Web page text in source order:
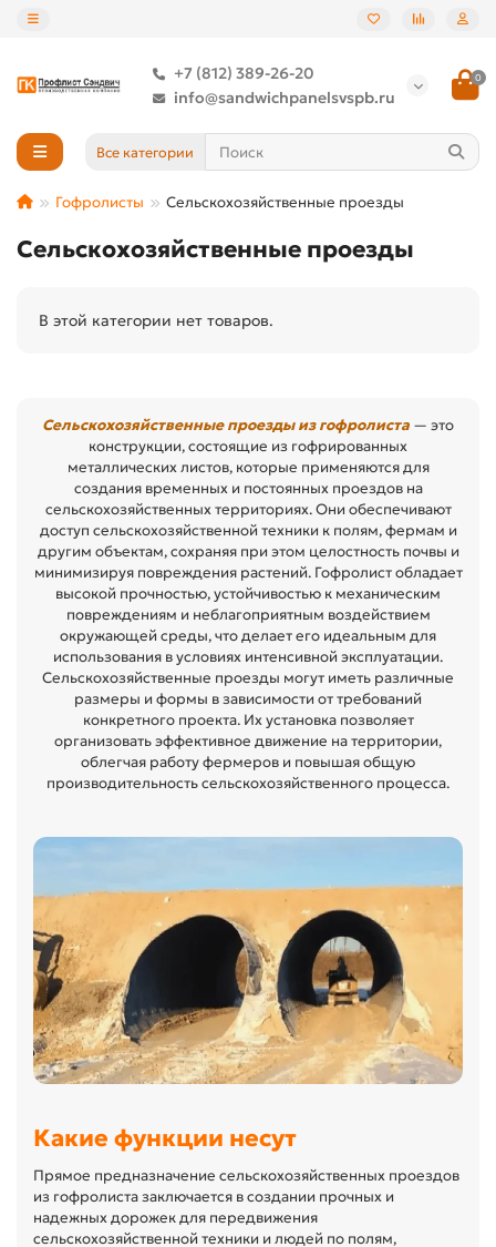
+7 (812) 389-26-20
info@sandwichpanelsvspb.ru
0
Все категории
Гофролисты Сельскохозяйственные проезды
Сельскохозяйственные проезды
В этой категории нет товаров.
Сельскохозяйственные проезды из гофролиста — это
конструкции, состоящие из гофрированных
металлических листов, которые применяются для
создания временных и постоянных проездов на
сельскохозяйственных территориях. Они обеспечивают
доступ сельскохозяйственной техники к полям, фермам и
другим объектам, сохраняя при этом целостность почвы и
минимизируя повреждения растений. Гофролист обладает
высокой прочностью, устойчивостью к механическим
повреждениям и неблагоприятным воздействием
окружающей среды, что делает его идеальным для
использования в условиях интенсивной эксплуатации.
Сельскохозяйственные проезды могут иметь различные
размеры и формы в зависимости от требований
конкретного проекта. Их установка позволяет
организовать эффективное движение на территории,
облегчая работу фермеров и повышая общую
производительность сельскохозяйственного процесса.
Какие функции несут
Прямое предназначение сельскохозяйственных проездов
из гофролиста заключается в создании прочных и
надежных дорожек для передвижения
сельскохозяйственной техники и людей по полям,